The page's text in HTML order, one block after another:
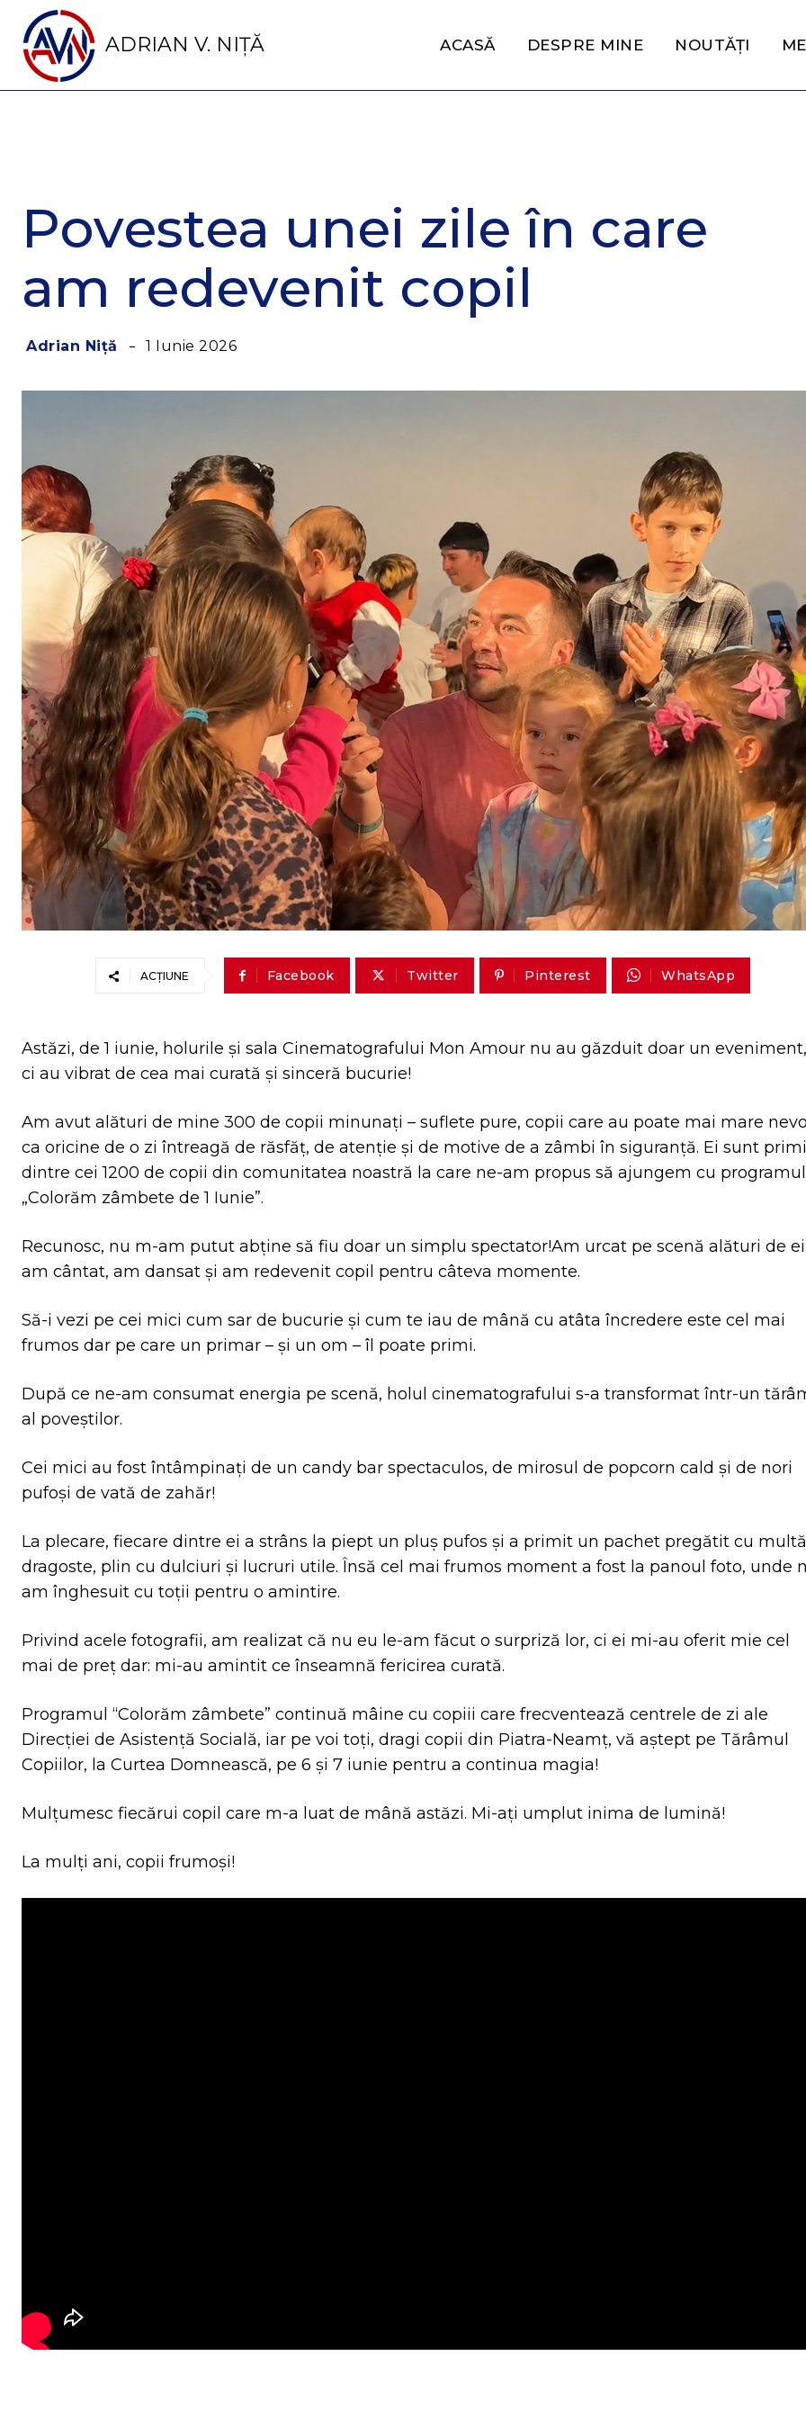
ADRIAN V. NIȚĂ ACASĂ DESPRE MINE NOUTĂȚI
Povestea unei zile în care
am redevenit copil
Adrian Niță 1 Iunie 2026
ACȚIUNE Facebook Twitter Pinterest WhatsApp
Astăzi, de 1 iunie, holurile și sala Cinematografului Mon Amour nu au găzduit doar un eveniment,
ci au vibrat de cea mai curată și sinceră bucurie!
Am avut alături de mine 300 de copii minunați – suflete pure, copii care au poate mai mare
ca oricine de o zi întreagă de răsfăț, de atenție și de motive de a zâmbi în siguranță. Ei sunt
dintre cei 1200 de copii din comunitatea noastră la care ne-am propus să ajungem cu programul
„Colorăm zâmbete de 1 Iunie”.
Recunosc, nu m-am putut abține să fiu doar un simplu spectator!Am urcat pe scenă alături de
am cântat, am dansat și am redevenit copil pentru câteva momente.
Să-i vezi pe cei mici cum sar de bucurie și cum te iau de mână cu atâta încredere este cel mai
frumos dar pe care un primar – și un om – îl poate primi.
După ce ne-am consumat energia pe scenă, holul cinematografului s-a transformat într-un
al poveștilor.
Cei mici au fost întâmpinați de un candy bar spectaculos, de mirosul de popcorn cald și de nori
pufoși de vată de zahăr!
La plecare, fiecare dintre ei a strâns la piept un pluș pufos și a primit un pachet pregătit cu multă
dragoste, plin cu dulciuri și lucruri utile. Însă cel mai frumos moment a fost la panoul foto, unde
am înghesuit cu toții pentru o amintire.
Privind acele fotografii, am realizat că nu eu le-am făcut o surpriză lor, ci ei mi-au oferit mie cel
mai de preț dar: mi-au amintit ce înseamnă fericirea curată.
Programul “Colorăm zâmbete” continuă mâine cu copiii care frecventează centrele de zi ale
Direcției de Asistență Socială, iar pe voi toți, dragi copii din Piatra-Neamț, vă aștept pe Tărâmul
Copiilor, la Curtea Domnească, pe 6 și 7 iunie pentru a continua magia!
Mulțumesc fiecărui copil care m-a luat de mână astăzi. Mi-ați umplut inima de lumină!
La mulți ani, copii frumoși!